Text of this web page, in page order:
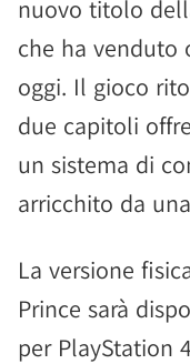
nuovo titolo
che ha venduto
oggi. Il gioco
due capitoli
un sistema di
arricchito da
La versione
Prince sarà
per PlayStation